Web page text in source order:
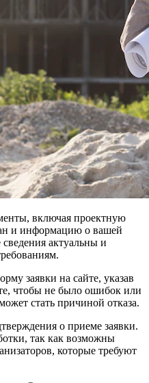
включая проектную
и информацию о вашей
актуальны и
заявки на сайте, указав
чтобы не было ошибок или
стать причиной отказа.
о приеме заявки.
так как возможны
которые требуют